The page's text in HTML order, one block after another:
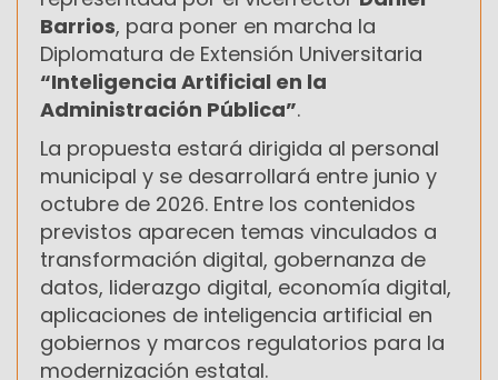
Barrios, para poner en marcha la
Diplomatura de Extensión Universitaria
“Inteligencia Artificial en la
Administración Pública”.
La propuesta estará dirigida al personal
municipal y se desarrollará entre junio y
octubre de 2026. Entre los contenidos
previstos aparecen temas vinculados a
transformación digital, gobernanza de
datos, liderazgo digital, economía digital,
aplicaciones de inteligencia artificial en
gobiernos y marcos regulatorios para la
modernización estatal.